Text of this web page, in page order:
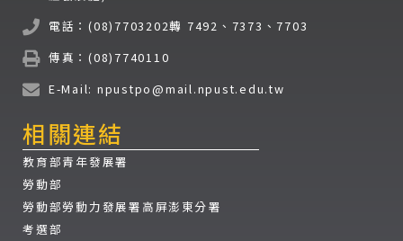
電話：(08)7703202轉 7492、7373、7703
傳真：(08)7740110
E-Mail: npustpo@mail.npust.edu.tw
相關連結
教育部青年發展署
勞動部
勞動部勞動力發展署高屏澎東分署
考選部